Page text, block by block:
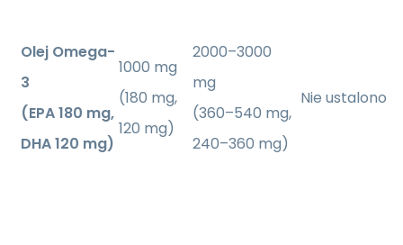
Olej Omega-
3
(EPA 180 mg,
DHA 120 mg)
1000 mg
(180 mg,
120 mg)
2000–3000
mg
(360–540 mg,
240–360 mg)
Nie ustalono